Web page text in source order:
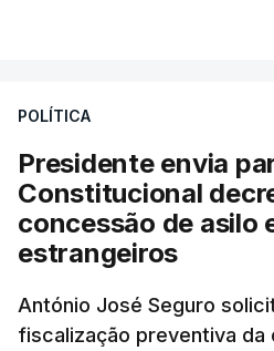
sistema mais simples, mais
"Sempre que seja possível
eliminar sobreposições e
chegam a quem mais
um passo na direção certa",
Presidente da República.
POLÍTICA
Presidente envia
Constitucional
concessão de asilo
estrangeiros
António José Seguro
fiscalização preventiva da